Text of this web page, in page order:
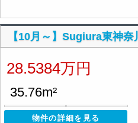
【10月～】Sugiura東神
28.5384万円
35.76m²
物件の詳細を見る